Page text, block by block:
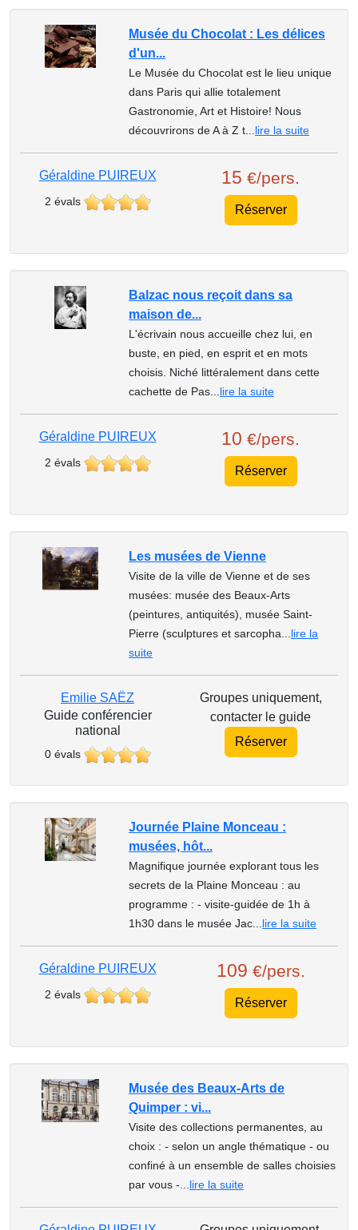
Musée du Chocolat : Les délices
d'un...
Le Musée du Chocolat est le lieu unique
dans Paris qui allie totalement
Gastronomie, Art et Histoire! Nous
découvrirons de A à Z t... lire la suite
Géraldine PUIREUX
2 évals
15 €/pers.
Réserver
Balzac nous reçoit dans sa
maison de...
L'écrivain nous accueille chez lui, en
buste, en pied, en esprit et en mots
choisis. Niché littéralement dans cette
cachette de Pas... lire la suite
Géraldine PUIREUX
2 évals
10 €/pers.
Réserver
Les musées de Vienne
Visite de la ville de Vienne et de ses
musées: musée des Beaux-Arts
(peintures, antiquités), musée Saint-
Pierre (sculptures et sarcopha... lire la
suite
Emilie SAËZ
Guide conférencier
national
0 évals
Groupes uniquement,
contacter le guide
Réserver
Journée Plaine Monceau :
musées, hôt...
Magnifique journée explorant tous les
secrets de la Plaine Monceau : au
programme : - visite-guidée de 1h à
1h30 dans le musée Jac... lire la suite
Géraldine PUIREUX
2 évals
109 €/pers.
Réserver
Musée des Beaux-Arts de
Quimper : vi...
Visite des collections permanentes, au
choix : - selon un angle thématique - ou
confiné à un ensemble de salles choisies
par vous -... lire la suite